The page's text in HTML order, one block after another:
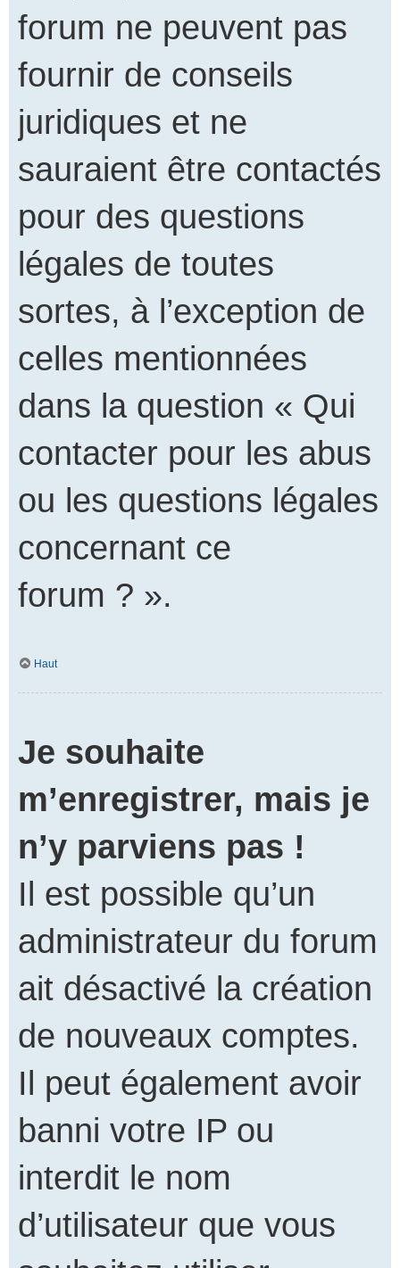
forum ne peuvent pas
fournir de conseils
juridiques et ne
sauraient être contactés
pour des questions
légales de toutes
sortes, à l’exception de
celles mentionnées
dans la question « Qui
contacter pour les abus
ou les questions légales
concernant ce
forum ? ».
Haut
Je souhaite
m’enregistrer, mais je
n’y parviens pas !
Il est possible qu’un
administrateur du forum
ait désactivé la création
de nouveaux comptes.
Il peut également avoir
banni votre IP ou
interdit le nom
d’utilisateur que vous